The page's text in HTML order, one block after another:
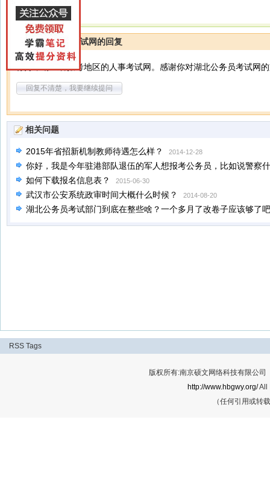
湖北公务员考试网的回复
你好，请查看报考地区的人事考试网。感谢你对湖北公务员考试网
回复不清楚，我要继续提问
相关问题
2015年省招新机制教师待遇怎么样？ 2014-12-28
你好，我是今年驻港部队退伍的军人想报考公务员，比如说警察
没有！
2011-11-29
如何下载报名信息表？ 2015-06-30
武汉市公安系统政审时间大概什么时候？ 2014-08-20
湖北公务员考试部门到底在整些啥？一个多月了改卷子应该够了
三道题，要多长时间？为什么还没有消息？
2013-05-16
RSS Tags
版权所有:南京硕文网络科技有限公
http://www.hbgwy.org/All
（任何引用或转